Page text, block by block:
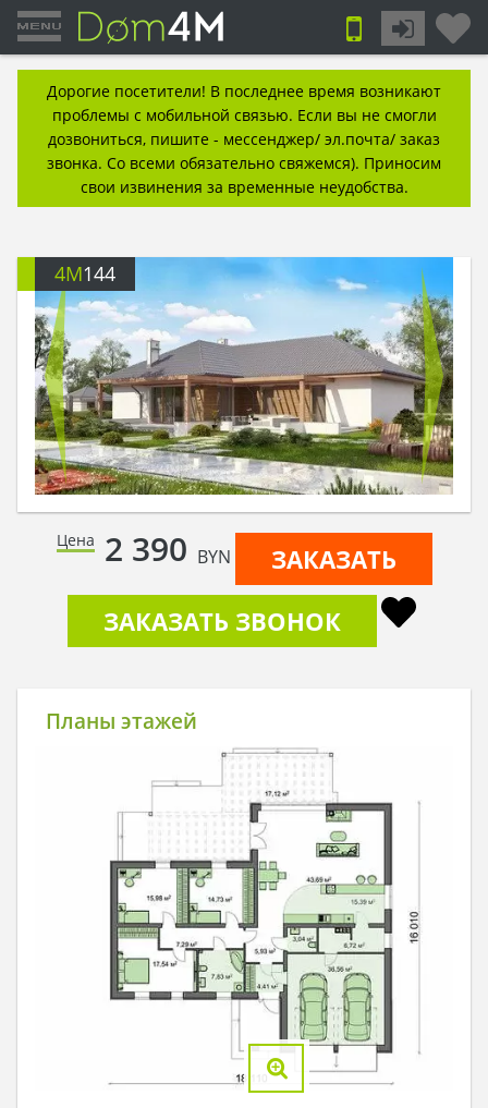
Дорогие посетители! В последнее время возникают
проблемы с мобильной связью. Если вы не смогли
дозвониться, пишите - мессенджер/ эл.почта/ заказ
звонка. Со всеми обязательно свяжемся). Приносим
свои извинения за временные неудобства.
4M144
Цена 2 390 BYN
ЗАКАЗАТЬ
ЗАКАЗАТЬ ЗВОНОК
Планы этажей